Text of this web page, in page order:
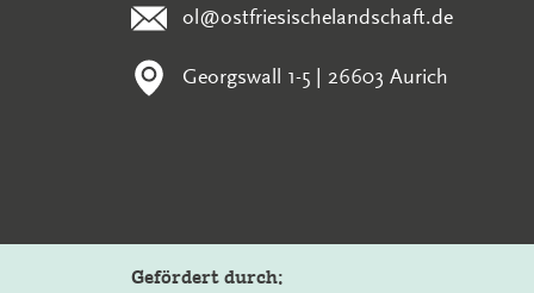
ol@ostfriesischelandschaft.de
Georgswall 1-5 | 26603 Aurich
Gefördert durch: